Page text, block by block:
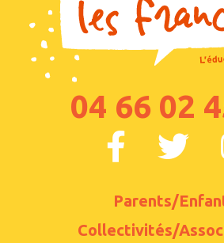
04 66 02
Parents/
Collectivités/